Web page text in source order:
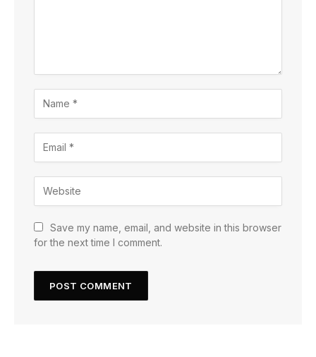
Save my name, email, and website in this browser
for the next time I comment.